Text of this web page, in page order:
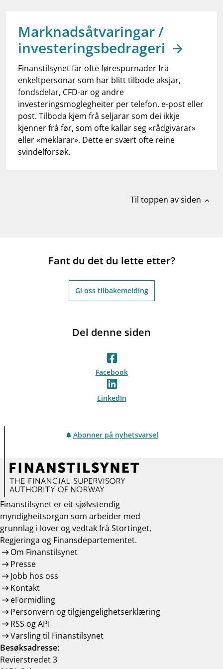
dashboardInformasjon for investorer
notifications_noneAbonner på nyhetsvarsel
Marknadsåtvaringar /
investeringsbedrageri
Finanstilsynet får ofte førespurnader frå
enkeltpersonar som har blitt tilbode aksjar,
fondsdelar, CFD-ar og andre
investeringsmoglegheiter per telefon, e-post eller
post. Tilboda kjem frå seljarar som dei ikkje
kjenner frå før, som ofte kallar seg «rådgivarar»
eller «meklarar». Dette er svært ofte reine
svindelforsøk.
Til toppen av siden expand_less
Fant du det du lette etter?
Gi oss tilbakemelding
Del denne siden
Facebook
LinkedIn
Abonner på nyhetsvarsel
Finanstilsynet er eit sjølvstendig
myndigheitsorgan som arbeider med
grunnlag i lover og vedtak frå Stortinget,
Regjeringa og Finansdepartementet.
Om Finanstilsynet
Presse
Jobb hos oss
Kontakt
eFormidling
Personvern og tilgjengelighetserklæring
RSS og API
Varsling til Finanstilsynet
Besøksadresse:
Revierstredet 3